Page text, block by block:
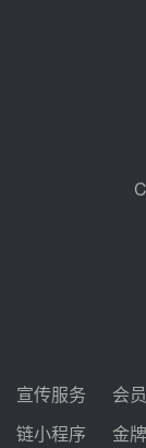
宣传服务 会
链小程序
金